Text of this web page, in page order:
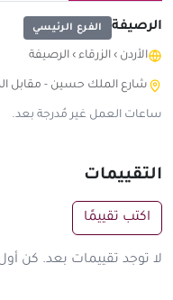
الرصيفة الفرع الرئيسي
الأردن › الزرقاء › الرصيفة
شارع الملك حسين - مقابل
ساعات العمل غير مُدرجة بعد.
التقييمات
اكتب تقييمًا
لا توجد تقييمات بعد. كن